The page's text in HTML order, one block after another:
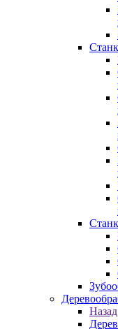
Назад